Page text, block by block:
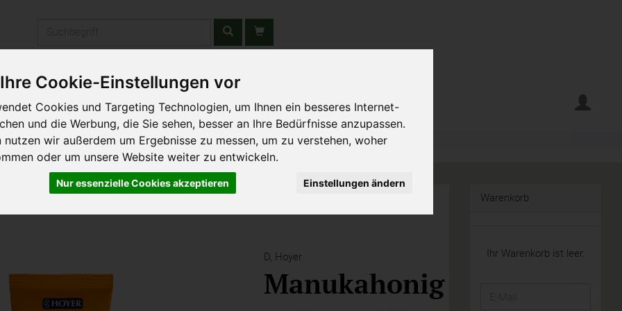
Cookie-Einstellungen vor
Cookies und Targeting Technologien, um Ihnen ein besseres Internet-
und die Werbung, die Sie sehen, besser an Ihre Bedürfnisse anzupassen.
nutzen wir außerdem um Ergebnisse zu messen, um zu verstehen, woher
oder um unsere Website weiter zu entwickeln.
Nur essenzielle Cookies akzeptieren Einstellungen ändern
& Schulen Liefergebiet Wochenmarkt
D, Hoyer
Manukahonig
Warenkorb
Ihr Warenkorb ist leer.